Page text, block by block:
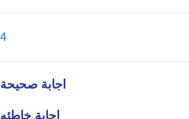
4
اجابة صحيحة
اجابة خاطئه